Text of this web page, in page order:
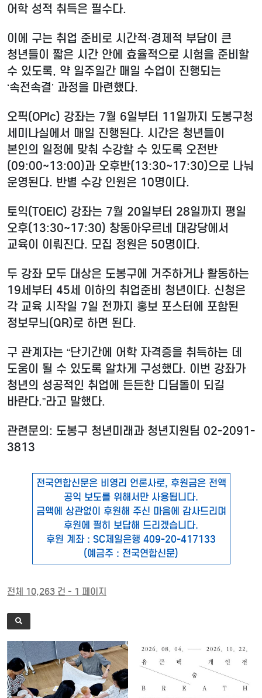
어학 성적 취득은 필수다.
이에 구는 취업 준비로 시간적·경제적 부담이 큰
청년들이 짧은 시간 안에 효율적으로 시험을 준비할
수 있도록, 약 일주일간 매일 수업이 진행되는
‘속전속결’ 과정을 마련했다.
오픽(OPIc) 강좌는 7월 6일부터 11일까지 도봉구청
세미나실에서 매일 진행된다. 시간은 청년들이
본인의 일정에 맞춰 수강할 수 있도록 오전반
(09:00~13:00)과 오후반(13:30~17:30)으로 나눠
운영된다. 반별 수강 인원은 10명이다.
토익(TOEIC) 강좌는 7월 20일부터 28일까지 평일
오후(13:30~17:30) 창동아우르네 대강당에서
교육이 이뤄진다. 모집 정원은 50명이다.
두 강좌 모두 대상은 도봉구에 거주하거나 활동하는
19세부터 45세 이하의 취업준비 청년이다. 신청은
각 교육 시작일 7일 전까지 홍보 포스터에 포함된
정보무늬(QR)로 하면 된다.
구 관계자는 “단기간에 어학 자격증을 취득하는 데
도움이 될 수 있도록 알차게 구성했다. 이번 강좌가
청년의 성공적인 취업에 든든한 디딤돌이 되길
바란다.”라고 말했다.
관련문의: 도봉구 청년미래과 청년지원팀 02-2091-
3813
전국연합신문은 비영리 언론사로, 후원금은 전액
공익 보도를 위해서만 사용됩니다.
금액에 상관없이 후원해 주신 마음에 감사드리며
후원에 필히 보답해 드리겠습니다.
후원 계좌 : SC제일은행 409-20-417133
(예금주 : 전국연합신문)
전체 10,263 건 - 1 페이지